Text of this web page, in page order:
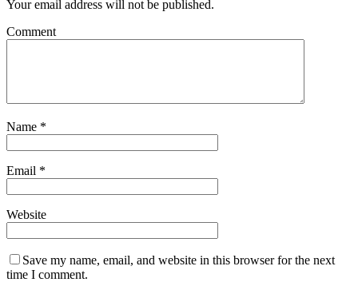
Your email address will not be published.
Comment
Name *
Email *
Website
Save my name, email, and website in this browser for the next
time I comment.